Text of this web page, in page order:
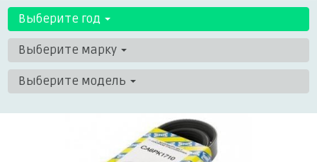
Выберите год
Выберите марку
Выберите модель